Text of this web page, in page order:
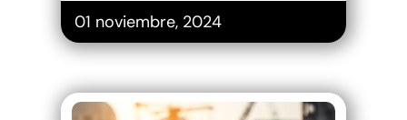
01 noviembre, 2024
El Rol Esencial